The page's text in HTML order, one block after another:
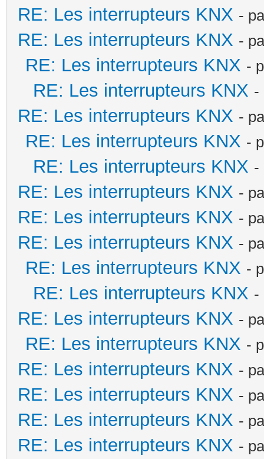
RE: Les interrupteurs KNX -
RE: Les interrupteurs KNX -
RE: Les interrupteurs KNX -
RE: Les interrupteurs KNX -
RE: Les interrupteurs KNX -
RE: Les interrupteurs KNX -
RE: Les interrupteurs KNX -
RE: Les interrupteurs KNX -
RE: Les interrupteurs KNX -
RE: Les interrupteurs KNX -
RE: Les interrupteurs KNX -
RE: Les interrupteurs KNX -
RE: Les interrupteurs KNX -
RE: Les interrupteurs KNX -
RE: Les interrupteurs KNX -
RE: Les interrupteurs KNX -
RE: Les interrupteurs KNX -
RE: Les interrupteurs KNX -